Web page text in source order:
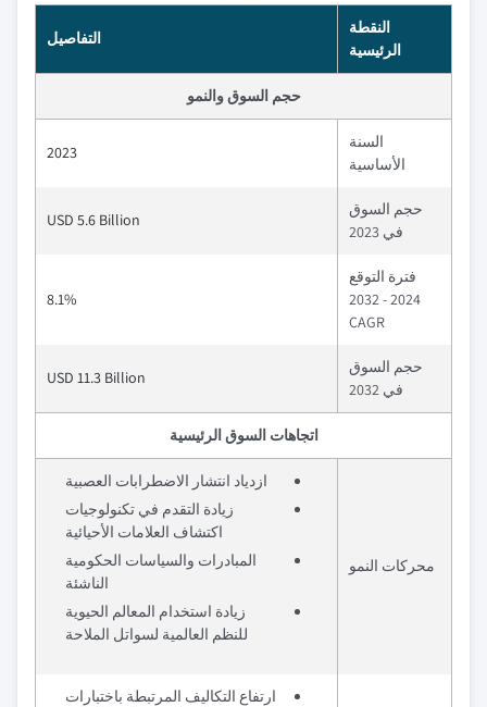
النقطة
الرئيسية
التفاصيل
حجم السوق والنمو
السنة
الأساسية
2023
حجم السوق
في 2023
USD 5.6 Billion
فترة التوقع
2024 - 2032
CAGR
8.1%
حجم السوق
في 2032
USD 11.3 Billion
اتجاهات السوق الرئيسية
محركات النمو
ازدياد انتشار الاضطرابات العصبية
زيادة التقدم في تكنولوجيات
اكتشاف العلامات الأحيائية
المبادرات والسياسات الحكومية
الناشئة
زيادة استخدام المعالم الحيوية
للنظم العالمية لسواتل الملاحة
ارتفاع التكاليف المرتبطة باختبارات